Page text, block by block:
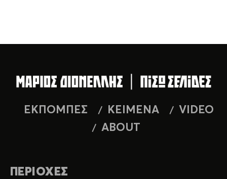
ΕΚΠΟΜΠΕΣ ΚΕΙΜΕΝΑ
VIDEO
ABOUT
ΠΕΡΙΟΧΕΣ